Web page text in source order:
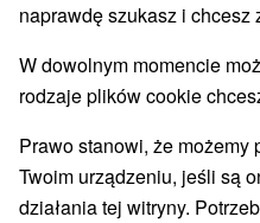
Najlepiej sprzedające
Najczęściej
w Tatrach(6) Prešovský
naprawdę szukasz i chcesz
W dowolnym momencie
rodzaje plików cookie
Prawo stanowi, że
Twoim urządzeniu, jeśli są
działania tej witryny.